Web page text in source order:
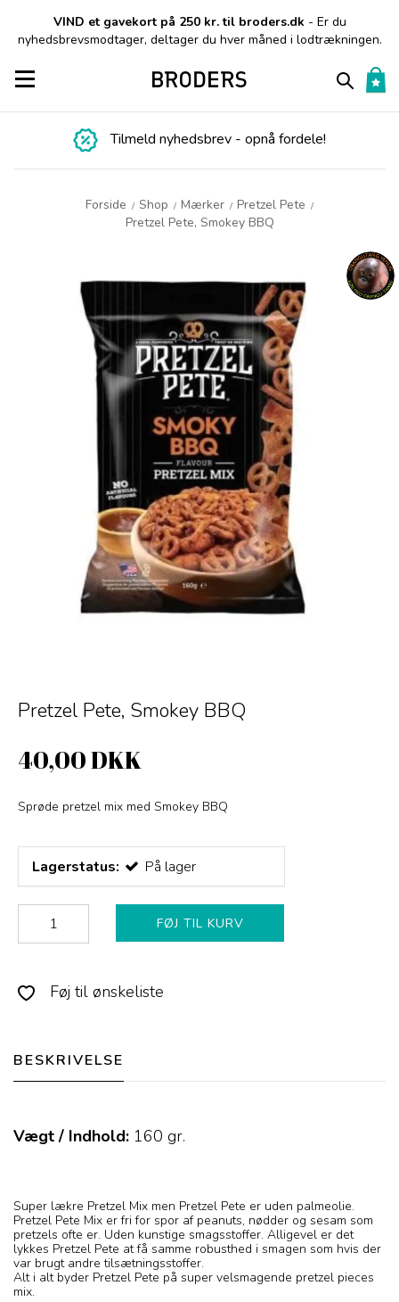
VIND et gavekort på 250 kr. til broders.dk - Er du
nyhedsbrevsmodtager, deltager du hver måned i lodtrækningen.
Toggle navigation
Tilmeld nyhedsbrev - opnå fordele!
Forside / Shop / Mærker / Pretzel Pete /
Pretzel Pete, Smokey BBQ
Pretzel Pete, Smokey BBQ
40,00 DKK
Sprøde pretzel mix med Smokey BBQ
Lagerstatus: På lager
FØJ TIL KURV
Føj til ønskeliste
BESKRIVELSE
Vægt / Indhold: 160 gr.
Super lækre Pretzel Mix men Pretzel Pete er uden palmeolie.
Pretzel Pete Mix er fri for spor af peanuts, nødder og sesam som
pretzels ofte er. Uden kunstige smagsstoffer. Alligevel er det
lykkes Pretzel Pete at få samme robusthed i smagen som hvis der
var brugt andre tilsætningsstoffer.
Alt i alt byder Pretzel Pete på super velsmagende pretzel pieces
mix.